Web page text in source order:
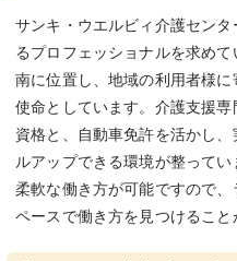
サンキ・ウエルビィ介護セン
るプロフェッショナルを求め
南に位置し、地域の利用者様
使命としています。介護支援
資格と、自動車免許を活かし
ルアップできる環境が整って
柔軟な働き方が可能ですので
ペースで働き方を見つけること